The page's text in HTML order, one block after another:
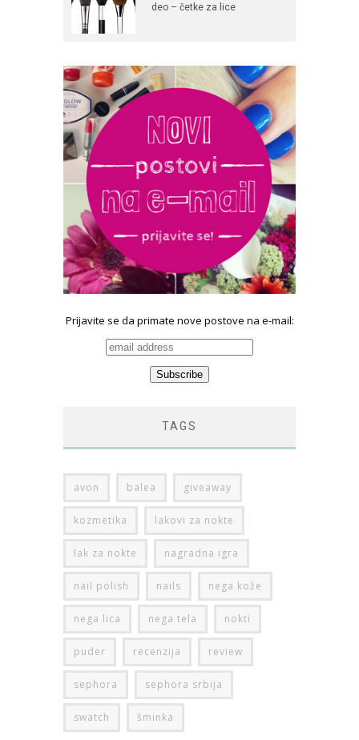
deo – četke za lice
Prijavite se da primate nove postove na e-mail:
TAGS
avon balea giveaway
kozmetika lakovi za nokte
lak za nokte nagradna igra
nail polish nails nega kože
nega lica nega tela nokti
puder recenzija review
sephora sephora srbija
swatch šminka